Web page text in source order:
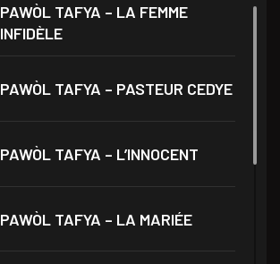
PAWÒL TAFYA – LA FEMME
INFIDÈLE
PAWÒL TAFYA – PASTEUR CEDYE
PAWÒL TAFYA – L’INNOCENT
PAWÒL TAFYA – LA MARIÉE